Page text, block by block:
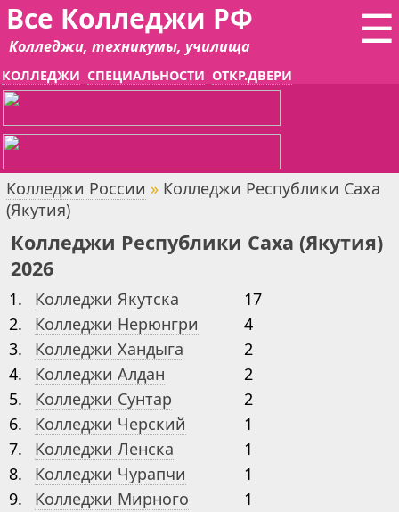
☰
Все Колледжи РФ
Колледжи, техникумы, училища
КОЛЛЕДЖИ СПЕЦИАЛЬНОСТИ ОТКР.ДВЕРИ
Колледжи России » Колледжи Республики Саха
(Якутия)
Колледжи Республики Саха (Якутия)
2026
1. Колледжи Якутска
17
2.
Колледжи Нерюнгри
4
3.
Колледжи Хандыга
2
4.
Колледжи Алдан
2
5.
Колледжи Сунтар
2
6.
Колледжи Черский
1
7.
Колледжи Ленска
1
8.
Колледжи Чурапчи
1
9.
Колледжи Мирного
1